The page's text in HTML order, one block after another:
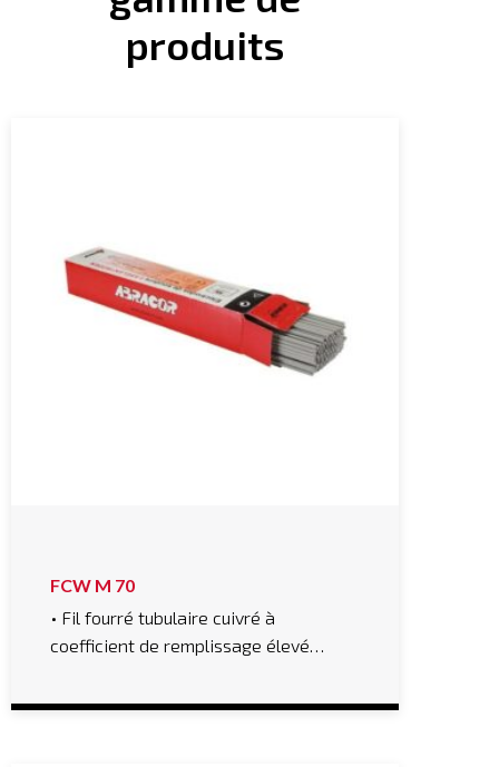
produits
FCW M 70
• Fil fourré tubulaire cuivré à
coefficient de remplissage élevé…